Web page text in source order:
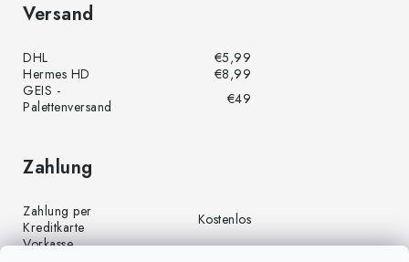
Versand
DHL
€5,99
Hermes HD
€8,99
GEIS -
Palettenversand
€49
Zahlung
Zahlung per
Kreditkarte
Kostenlos
Vorkasse